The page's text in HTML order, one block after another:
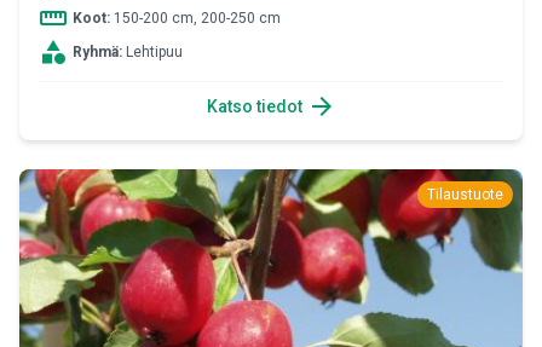
straighten Koot: 150-200 cm, 200-250 cm
category Ryhmä: Lehtipuu
Katso tiedot arrow_forward
Tilaustuote